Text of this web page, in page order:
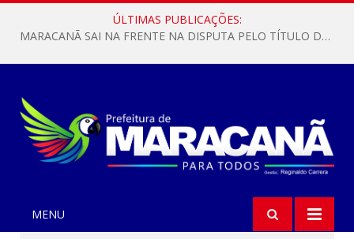
ÚLTIMAS PUBLICAÇÕES:
MARACANÃ SAI NA FRENTE NA DISPUTA PELO TÍTULO DA COPA PARÁ SUB-17!
MENU